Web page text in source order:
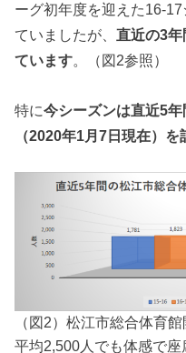
ーグ初年度を迎えた16-
ていましたが、直近の3
ています。（図2参照）
特に今シーズンは直近5
（2020年1月7日現在）
（図2）松江市総合体育
平均2,500人でも体感で